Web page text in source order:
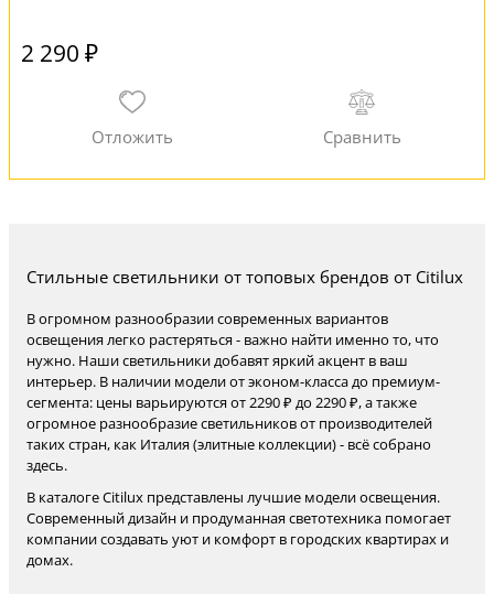
2 290 ₽
Стильные светильники от топовых брендов от Citilux
В огромном разнообразии современных вариантов
освещения легко растеряться - важно найти именно то, что
нужно. Наши светильники добавят яркий акцент в ваш
интерьер. В наличии модели от эконом-класса до премиум-
сегмента: цены варьируются от 2290 ₽ до 2290 ₽, а также
огромное разнообразие светильников от производителей
таких стран, как Италия (элитные коллекции) - всё собрано
здесь.
В каталоге Citilux представлены лучшие модели освещения.
Современный дизайн и продуманная светотехника помогает
компании создавать уют и комфорт в городских квартирах и
домах.